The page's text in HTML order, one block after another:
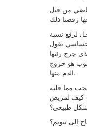
الماضي من قبل
لرفع نسبة
يقول
جرح رئتها
هو خروج
الدم منها.
مما قلته
كيف لمريض
طبيعي؟
إلى تنويم؟